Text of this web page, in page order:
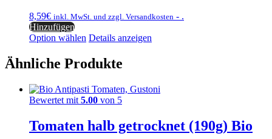
8,59€ inkl. MwSt. und zzgl. Versandkosten - .
Hinzufügen
Option wählen Details anzeigen
Ähnliche Produkte
Bewertet mit 5.00 von 5
Tomaten halb getrocknet (190g) Bio